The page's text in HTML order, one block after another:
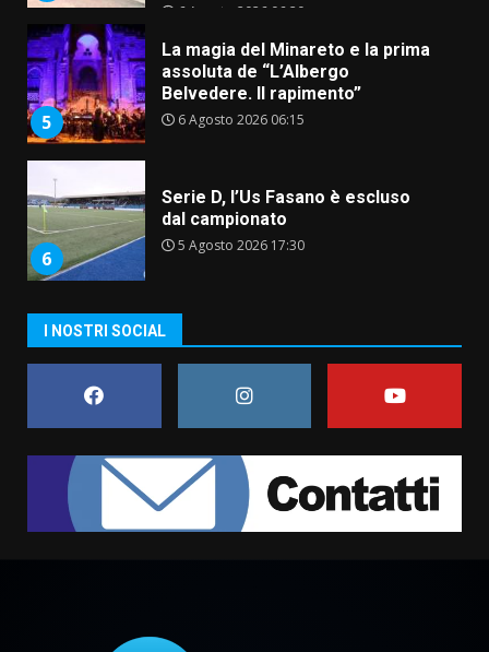
6 Agosto 2026 06:20
5
La magia del Minareto e la prima
assoluta de “L’Albergo
Belvedere. Il rapimento”
6 Agosto 2026 06:15
6
Serie D, l’Us Fasano è escluso
dal campionato
5 Agosto 2026 17:30
Truffatori in azione nelle
1
Fasanese ferito a colpi di arma
da fuoco
6 Agosto 2026 18:13
Comune di Fasano
I NOSTRI SOCIAL